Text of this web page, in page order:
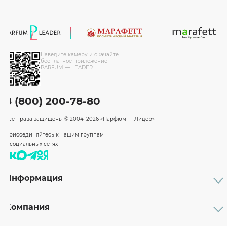
Наведите камеру и скачайте
бесплатное приложение
PARFUM — LEADER
8 (800) 200-78-80
Все права защищены © 2004–2026 «Парфюм — Лидер»
Присоединяйтесь к нашим группам
в социальных сетях
Информация
Бренды
Компания